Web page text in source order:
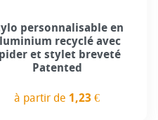
personnalisable en
recyclé avec
et stylet breveté
Patented
à partir de 1,23 €